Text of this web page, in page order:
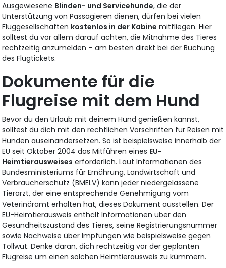
Ausgewiesene Blinden- und Servicehunde, die der
Unterstützung von Passagieren dienen, dürfen bei vielen
Fluggesellschaften kostenlos in der Kabine mitfliegen. Hier
solltest du vor allem darauf achten, die Mitnahme des Tieres
rechtzeitig anzumelden – am besten direkt bei der Buchung
des Flugtickets.
Dokumente für die
Flugreise mit dem Hund
Bevor du den Urlaub mit deinem Hund genießen kannst,
solltest du dich mit den rechtlichen Vorschriften für Reisen mit
Hunden auseinandersetzen. So ist beispielsweise innerhalb der
EU seit Oktober 2004 das Mitführen eines EU-
Heimtierausweises erforderlich. Laut Informationen des
Bundesministeriums für Ernährung, Landwirtschaft und
Verbraucherschutz (BMELV) kann jeder niedergelassene
Tierarzt, der eine entsprechende Genehmigung vom
Veterinäramt erhalten hat, dieses Dokument ausstellen. Der
EU-Heimtierausweis enthält Informationen über den
Gesundheitszustand des Tieres, seine Registrierungsnummer
sowie Nachweise über Impfungen wie beispielsweise gegen
Tollwut. Denke daran, dich rechtzeitig vor der geplanten
Flugreise um einen solchen Heimtierausweis zu kümmern.